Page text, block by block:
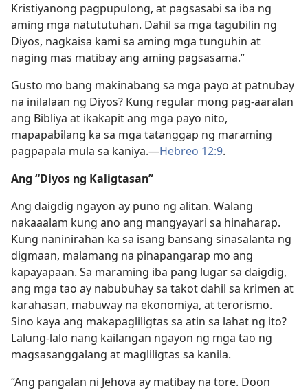
Kristiyanong pagpupulong, at pagsasabi sa iba ng
aming mga natututuhan. Dahil sa mga tagubilin ng
Diyos, nagkaisa kami sa aming mga tunguhin at
naging mas matibay ang aming pagsasama.”
Gusto mo bang makinabang sa mga payo at patnubay
na inilalaan ng Diyos? Kung regular mong pag-aaralan
ang Bibliya at ikakapit ang mga payo nito,
mapapabilang ka sa mga tatanggap ng maraming
pagpapala mula sa kaniya.​—Hebreo 12:9.
Ang “Diyos ng Kaligtasan”
Ang daigdig ngayon ay puno ng alitan. Walang
nakaaalam kung ano ang mangyayari sa hinaharap.
Kung naninirahan ka sa isang bansang sinasalanta ng
digmaan, malamang na pinapangarap mo ang
kapayapaan. Sa maraming iba pang lugar sa daigdig,
ang mga tao ay nabubuhay sa takot dahil sa krimen at
karahasan, mabuway na ekonomiya, at terorismo.
Sino kaya ang makapagliligtas sa atin sa lahat ng ito?
Lalung-lalo nang kailangan ngayon ng mga tao ng
magsasanggalang at magliligtas sa kanila.
“Ang pangalan ni Jehova ay matibay na tore. Doon